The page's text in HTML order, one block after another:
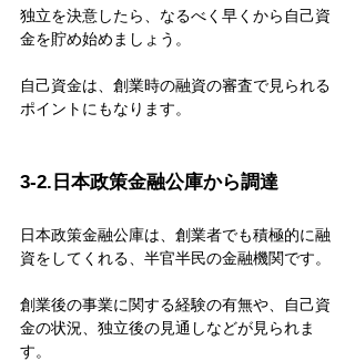
独立を決意したら、なるべく早くから自己資
金を貯め始めましょう。
自己資金は、創業時の融資の審査で見られる
ポイントにもなります。
3-2.日本政策金融公庫から調達
日本政策金融公庫は、創業者でも積極的に融
資をしてくれる、半官半民の金融機関です。
創業後の事業に関する経験の有無や、自己資
金の状況、独立後の見通しなどが見られま
す。